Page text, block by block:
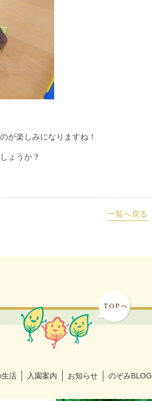
が楽しみになりますね！
ょうか？
一覧へ戻る
活 入園案内 お知らせ のぞみBLOG